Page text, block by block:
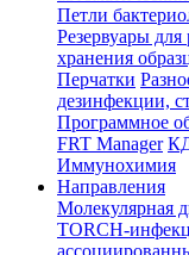
Петли
Резервуары для
хранения
Перчатки
дезинфекции,
Программное
FRT Manager
Иммунохимия
Направления
Молекулярная
TORCH-